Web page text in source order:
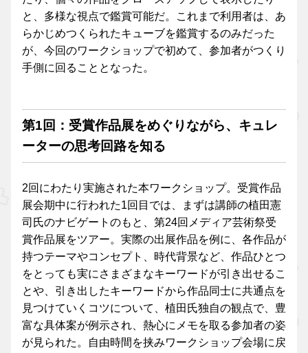
と、多様な視点で鑑賞可能だ。これまで利用者は、あ
らかじめつくられたキューブを鑑賞するのみだった
が、今回のワークショップで初めて、参加者がつくり
手側に回ることとなった。
第1回：受賞作品展をめぐりながら、キュレ
ーターの思考回路を知る
2回にわたり実施された本ワークショップ。受賞作品
展会期中に行われた1回目では、まずは講師の植田憲
司氏のナビゲートのもと、第24回メディア芸術祭受
賞作品展をツアー。実際の出展作品を例に、各作品が
持つテーマやコンセプト、時代背景など、作品ひとつ
をとっても実にさまざまなキーワードが引き出せるこ
とや、引き出したキーワードから作品同士に共通点を
見つけていくコツについて、植田氏独自の観点で、豊
富な具体案が例示され、熱心にメモを取る参加者の姿
が見られた。自由時間を挟みワークショップ会場に戻